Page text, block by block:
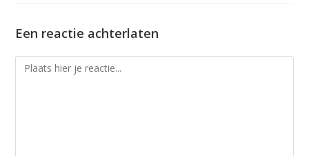
Een reactie achterlaten